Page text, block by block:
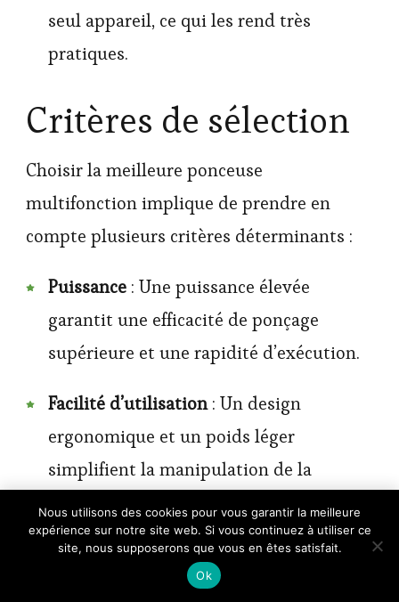
seul appareil, ce qui les rend très
pratiques.
Critères de sélection
Choisir la meilleure ponceuse
multifonction implique de prendre en
compte plusieurs critères déterminants :
Puissance : Une puissance élevée
garantit une efficacité de ponçage
supérieure et une rapidité d’exécution.
Facilité d’utilisation: Un design
ergonomique et un poids léger
simplifient la manipulation de la
machine.
Changement des abrasifs: Un système
de fixation rapide pour les abrasifs
×
🔥 TOP VENTE
Lot 63 Feuilles Papier Abrasif & Papier à
Poncer
Voir l'offre
Nous utilisons des cookies pour vous garantir la meilleure
expérience sur notre site web. Si vous continuez à utiliser ce
site, nous supposerons que vous en êtes satisfait.
Ok